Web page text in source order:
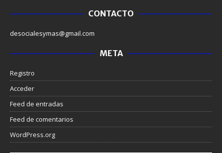
CONTACTO
desocialesymas@gmail.com
META
Registro
Acceder
Feed de entradas
Feed de comentarios
WordPress.org